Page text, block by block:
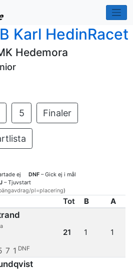
Karl HedinRacet
Hedemora
5 Finaler
ej DNF – Gick ej i mål
J – Tjuvstart
pl=placering)
Tot B A
7 1 DNF
21 1 1